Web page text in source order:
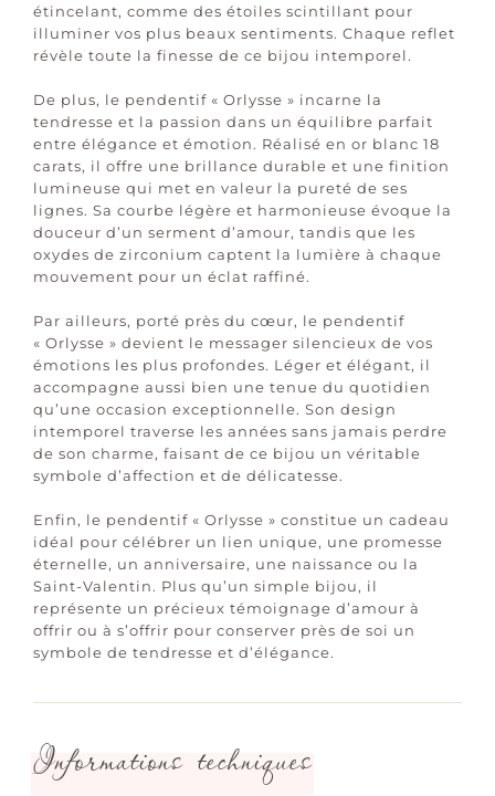
étincelant, comme des étoiles scintillant pour
illuminer vos plus beaux sentiments. Chaque reflet
révèle toute la finesse de ce bijou intemporel.
De plus, le pendentif « Orlysse » incarne la
tendresse et la passion dans un équilibre parfait
entre élégance et émotion. Réalisé en or blanc 18
carats, il offre une brillance durable et une finition
lumineuse qui met en valeur la pureté de ses
lignes. Sa courbe légère et harmonieuse évoque la
douceur d’un serment d’amour, tandis que les
oxydes de zirconium captent la lumière à chaque
mouvement pour un éclat raffiné.
Par ailleurs, porté près du cœur, le pendentif
« Orlysse » devient le messager silencieux de vos
émotions les plus profondes. Léger et élégant, il
accompagne aussi bien une tenue du quotidien
qu’une occasion exceptionnelle. Son design
intemporel traverse les années sans jamais perdre
de son charme, faisant de ce bijou un véritable
symbole d’affection et de délicatesse.
Enfin, le pendentif « Orlysse » constitue un cadeau
idéal pour célébrer un lien unique, une promesse
éternelle, un anniversaire, une naissance ou la
Saint-Valentin. Plus qu’un simple bijou, il
représente un précieux témoignage d’amour à
offrir ou à s’offrir pour conserver près de soi un
symbole de tendresse et d’élégance.
Informations techniques